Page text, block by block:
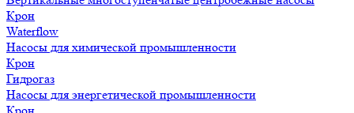
Крон
Waterflow
Насосы для химической промышленности
Крон
Гидрогаз
Насосы для энергетической промышленности